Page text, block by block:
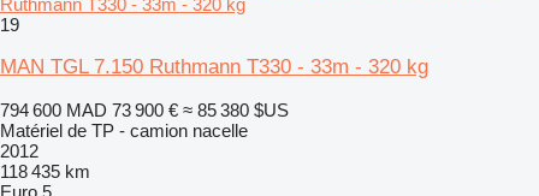
19
MAN TGL 7.150 Ruthmann T330 - 33m - 320 kg
794 600 MAD 73 900 € ≈ 85 380 $US
Matériel de TP - camion nacelle
2012
118 435 km
Euro 5